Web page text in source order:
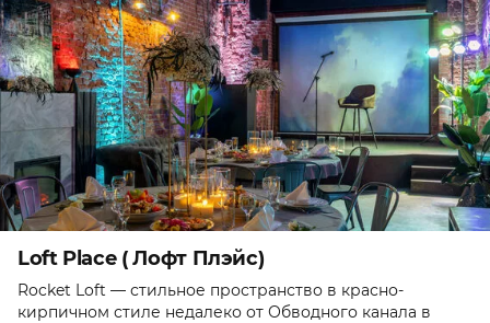
Loft Place ( Лофт Плэйс)
Rocket Loft — стильное пространство в красно-
кирпичном стиле недалеко от Обводного канала в